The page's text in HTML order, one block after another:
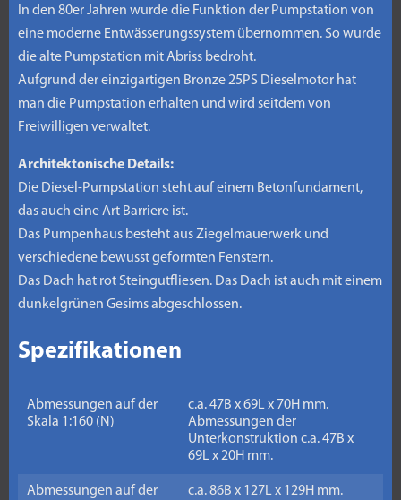
In den 80er Jahren wurde die Funktion der Pumpstation von
eine moderne Entwässerungssystem übernommen. So wurde
die alte Pumpstation mit Abriss bedroht.
Aufgrund der einzigartigen Bronze 25PS Dieselmotor hat
man die Pumpstation erhalten und wird seitdem von
Freiwilligen verwaltet.
Architektonische Details:
Die Diesel-Pumpstation steht auf einem Betonfundament,
das auch eine Art Barriere ist.
Das Pumpenhaus besteht aus Ziegelmauerwerk und
verschiedene bewusst geformten Fenstern.
Das Dach hat rot Steingutfliesen. Das Dach ist auch mit einem
dunkelgrünen Gesims abgeschlossen.
Spezifikationen
Abmessungen auf der
Skala 1:160 (N)
c.a. 47B x 69L x 70H mm.
Abmessungen der
Unterkonstruktion c.a. 47B x
69L x 20H mm.
Abmessungen auf der c.a. 86B x 127L x 129H mm.